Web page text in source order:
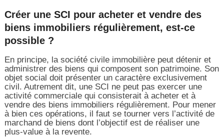
Créer une SCI pour acheter et vendre des
biens immobiliers régulièrement, est-ce
possible ?
En principe, la société civile immobilière peut détenir et
administrer des biens qui composent son patrimoine. Son
objet social doit présenter un caractère exclusivement
civil. Autrement dit, une SCI ne peut pas exercer une
activité commerciale qui consisterait à acheter et à
vendre des biens immobiliers régulièrement. Pour mener
à bien ces opérations, il faut se tourner vers l’activité de
marchand de biens dont l’objectif est de réaliser une
plus-value à la revente.